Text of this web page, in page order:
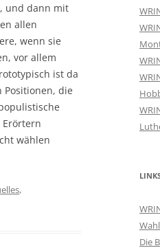
und dann mit
allen
wenn sie
vor allem
ist da
Positionen, die
wählen
,
Die